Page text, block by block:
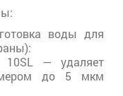
воды для
— удаляет
до 5 мкм